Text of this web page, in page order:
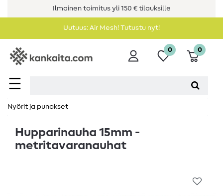
Ilmainen toimitus yli 150 € tilauksille
Uutuus: Air Mesh! Tutustu nyt!
☰
0 0
Nyörit ja punokset
Hupparinauha 15mm -
metritavaranauhat